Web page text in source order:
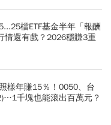
檔ETF基金半年「報酬
情還有戲？2026穩賺3重
樣年賺15％！0050、台
千塊也能滾出百萬元？